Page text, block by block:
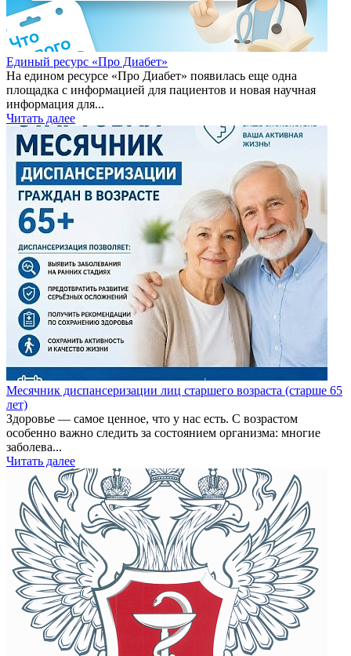
Единый ресурс «Про Диабет»
На едином ресурсе «Про Диабет» появилась еще одна
площадка с информацией для пациентов и новая научная
информация для...
Читать далее
Месячник диспансеризации лиц старшего возраста (старше 65
лет)
Здоровье — самое ценное, что у нас есть. С возрастом
особенно важно следить за состоянием организма: многие
заболева...
Читать далее